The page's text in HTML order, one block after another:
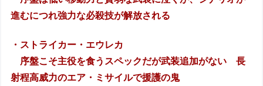
進むにつれ強力な必殺技が解放される
・ストライカー・エウレカ
序盤こそ主役を食うスペックだが武装追加がない 長
射程高威力のエア・ミサイルで援護の鬼